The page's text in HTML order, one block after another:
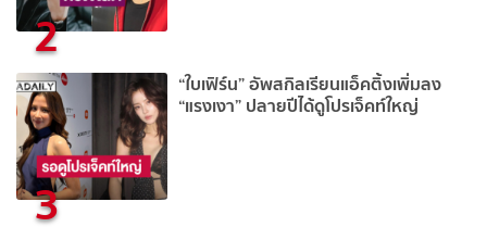
2
3
“ใบเฟิร์น” อัพสกิลเรียนแอ็คติ้งเพิ่มลง
“แรงเงา” ปลายปีได้ดูโปรเจ็คท์ใหญ่